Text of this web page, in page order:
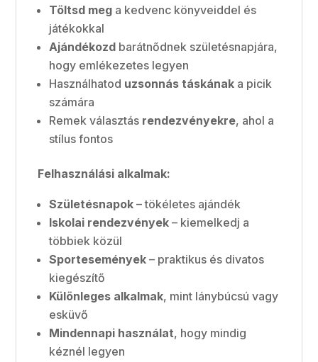
Töltsd meg a kedvenc könyveiddel és
játékokkal
Ajándékozd barátnődnek születésnapjára,
hogy emlékezetes legyen
Használhatod uzsonnás táskának a picik
számára
Remek választás rendezvényekre, ahol a
stílus fontos
Felhasználási alkalmak:
Születésnapok – tökéletes ajándék
Iskolai rendezvények – kiemelkedj a
többiek közül
Sportesemények – praktikus és divatos
kiegészítő
Különleges alkalmak, mint lánybúcsú vagy
esküvő
Mindennapi használat, hogy mindig
kéznél legyen